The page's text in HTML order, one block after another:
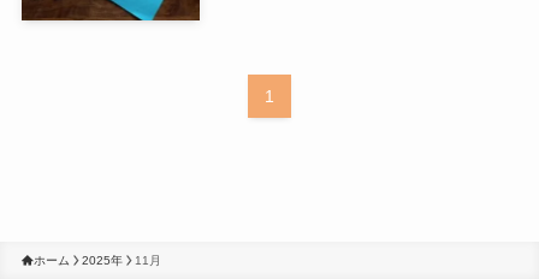
1
ホーム 2025年 11月